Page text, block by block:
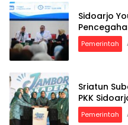
Sidoarjo
Pemerintah
Sriatun
PKK
Pemerintah